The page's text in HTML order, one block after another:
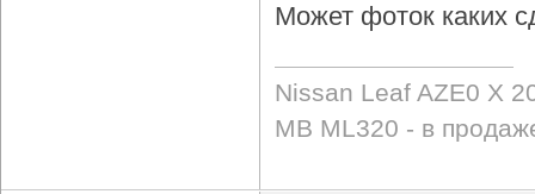
Может фоток каких
Nissan Leaf AZE0 X
MB ML320 - в